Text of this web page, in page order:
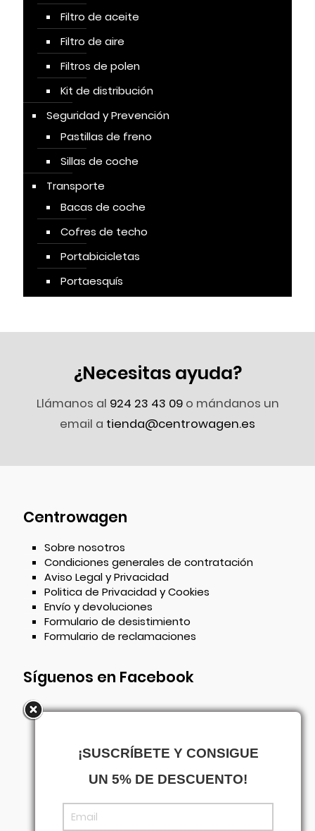
Filtro de aceite
Filtro de aire
Filtros de polen
Kit de distribución
Seguridad y Prevención
Pastillas de freno
Sillas de coche
Transporte
Bacas de coche
Cofres de techo
Portabicicletas
Portaesquís
¿Necesitas ayuda?
Llámanos al 924 23 43 09o mándanos un
email a tienda@centrowagen.es
Centrowagen
Sobre nosotros
Condiciones generales de contratación
Aviso Legal y Privacidad
Politica de Privacidad y Cookies
Envío y devoluciones
Formulario de desistimiento
Formulario de reclamaciones
Síguenos en Facebook
¡SUSCRÍBETE Y CONSIGUE
UN 5% DE DESCUENTO!